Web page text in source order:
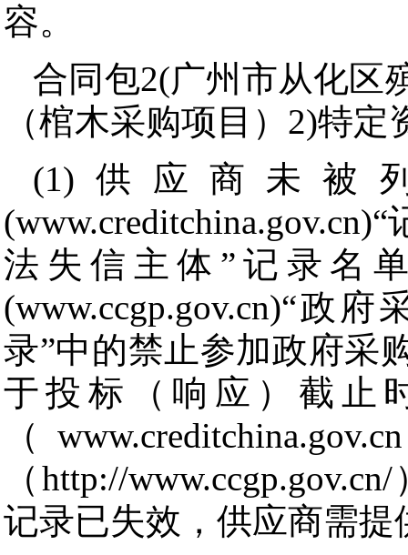
容。
合同包2(广州市从化区
（棺木采购项目）2)特
(1)供应商未被
法失信主体”记录名
(www.ccgp.gov.cn)“政
录”中的禁止参加政府采
于投标（响应）截止
（
（http://
记录已失效，供应商需